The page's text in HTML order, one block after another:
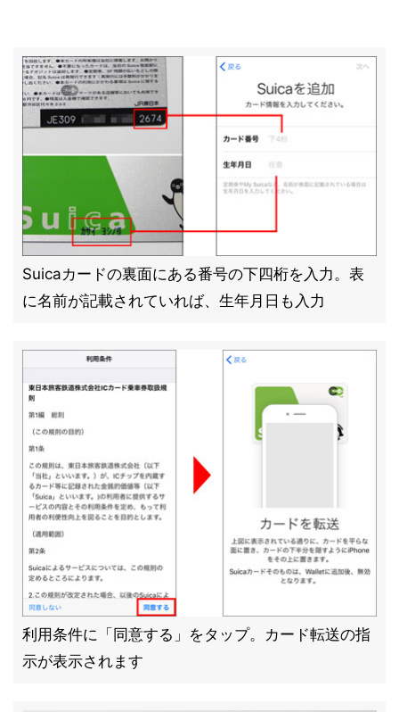
Suicaカードの裏面にある番号の下四桁を入力。表
に名前が記載されていれば、生年月日も入力
利用条件に「同意する」をタップ。カード転送の指
示が表示されます